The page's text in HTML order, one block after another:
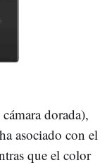
dorada),
asociado con el
que el color